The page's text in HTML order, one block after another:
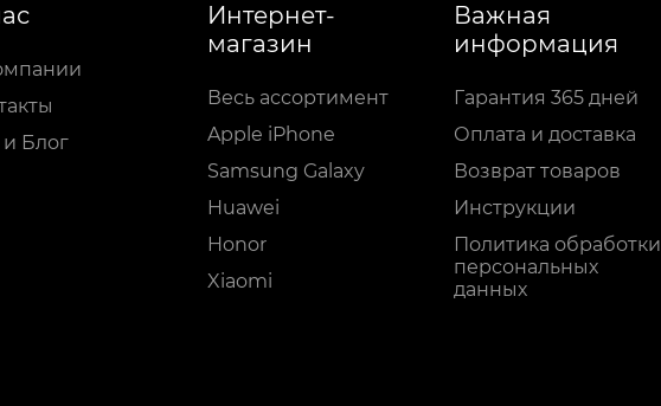
и Блог
Интернет-
магазин
Весь ассортимент
Apple iPhone
Samsung Galaxy
Huawei
Honor
Xiaomi
Важная
информация
Гарантия 365 дней
Оплата и доставка
Возврат товаров
Инструкции
Политика обработки
персональных
данных